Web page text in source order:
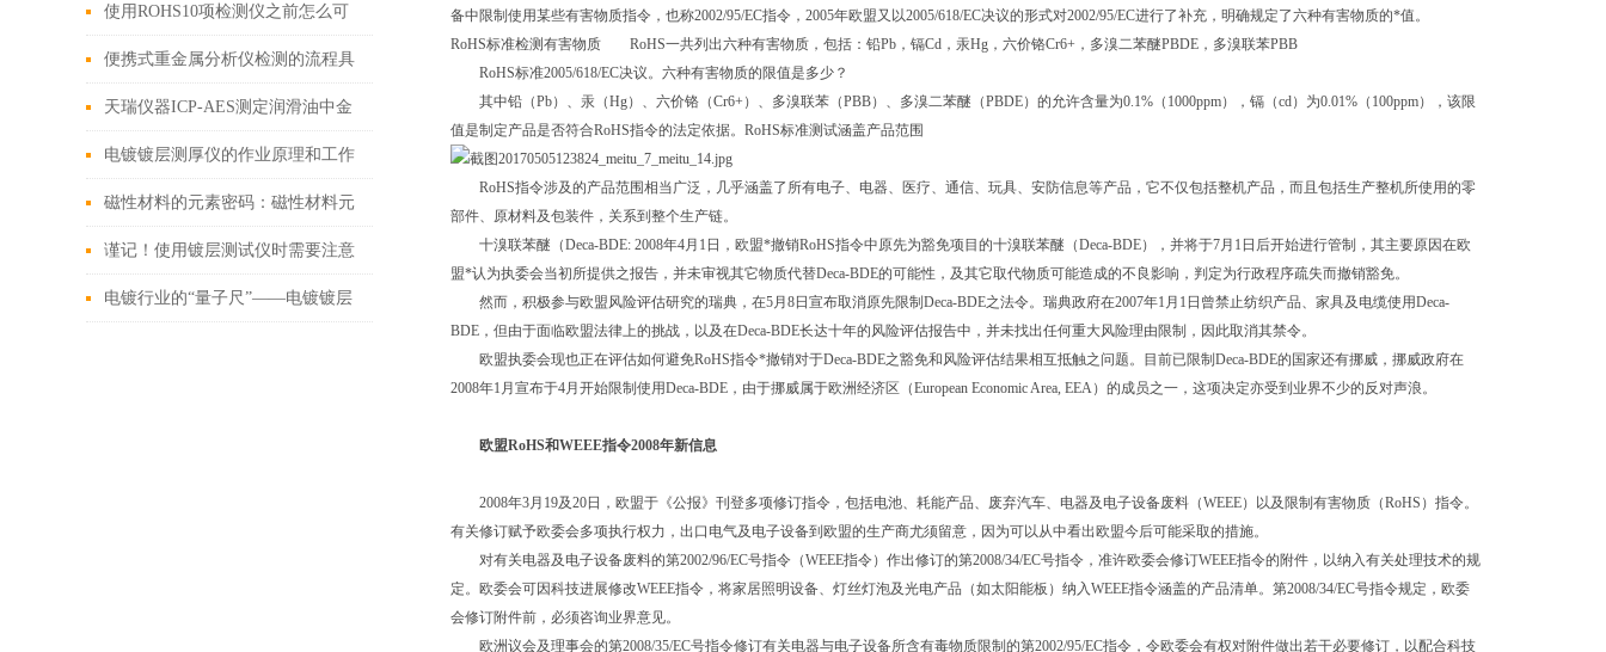
和环境安全的利器
使用ROHS10项检测仪之前怎么可
以不了解这些！
便携式重金属分析仪检测的流程具
体如下
天瑞仪器ICP-AES测定润滑油中金
属元素
电镀镀层测厚仪的作业原理和工作
条件
磁性材料的元素密码：磁性材料元
素成分分析仪技术解析与应用实践
谨记！使用镀层测试仪时需要注意
这些
电镀行业的“量子尺”——电镀镀层
备中限制使用某些有害物质指令，也称2002/95/EC指令，2005年欧盟又以2005/618/EC决议的形式对2002/95/EC进行了补充，明确规定了六种有害物质的*值。
RoHS标准检测有害物质 RoHS一共列出六种有害物质，包括：铅Pb，镉Cd，汞Hg，六价铬Cr6+，多溴二苯醚PBDE，多溴联苯PBB
RoHS标准2005/618/EC决议。六种有害物质的限值是多少？
其中铅（Pb）、汞（Hg）、六价铬（Cr6+）、多溴联苯（PBB）、多溴二苯醚（PBDE）的允许含量为0.1%（1000ppm），镉（cd）为0.01%（100ppm），该限
值是制定产品是否符合RoHS指令的法定依据。RoHS标准测试涵盖产品范围
RoHS指令涉及的产品范围相当广泛，几乎涵盖了所有电子、电器、医疗、通信、玩具、安防信息等产品，它不仅包括整机产品，而且包括生产整机所使用的零
部件、原材料及包装件，关系到整个生产链。
十溴联苯醚（Deca-BDE: 2008年4月1日，欧盟*撤销RoHS指令中原先为豁免项目的十溴联苯醚（Deca-BDE），并将于7月1日后开始进行管制，其主要原因在欧
盟*认为执委会当初所提供之报告，并未审视其它物质代替Deca-BDE的可能性，及其它取代物质可能造成的不良影响，判定为行政程序疏失而撤销豁免。
然而，积极参与欧盟风险评估研究的瑞典，在5月8日宣布取消原先限制Deca-BDE之法令。瑞典政府在2007年1月1日曾禁止纺织产品、家具及电缆使用Deca-
BDE，但由于面临欧盟法律上的挑战，以及在Deca-BDE长达十年的风险评估报告中，并未找出任何重大风险理由限制，因此取消其禁令。
欧盟执委会现也正在评估如何避免RoHS指令*撤销对于Deca-BDE之豁免和风险评估结果相互抵触之问题。目前已限制Deca-BDE的国家还有挪威，挪威政府在
2008年1月宣布于4月开始限制使用Deca-BDE，由于挪威属于欧洲经济区（European Economic Area, EEA）的成员之一，这项决定亦受到业界不少的反对声浪。
欧盟RoHS和WEEE指令2008年新信息
2008年3月19及20日，欧盟于《公报》刊登多项修订指令，包括电池、耗能产品、废弃汽车、电器及电子设备废料（WEEE）以及限制有害物质（RoHS）指令。
有关修订赋予欧委会多项执行权力，出口电气及电子设备到欧盟的生产商尤须留意，因为可以从中看出欧盟今后可能采取的措施。
对有关电器及电子设备废料的第2002/96/EC号指令（WEEE指令）作出修订的第2008/34/EC号指令，准许欧委会修订WEEE指令的附件，以纳入有关处理技术的规
定。欧委会可因科技进展修改WEEE指令，将家居照明设备、灯丝灯泡及光电产品（如太阳能板）纳入WEEE指令涵盖的产品清单。第2008/34/EC号指令规定，欧委
会修订附件前，必须咨询业界意见。
欧洲议会及理事会的第2008/35/EC号指令修订有关电器与电子设备所含有毒物质限制的第2002/95/EC指令，令欧委会有权对附件做出若干必要修订，以配合科技